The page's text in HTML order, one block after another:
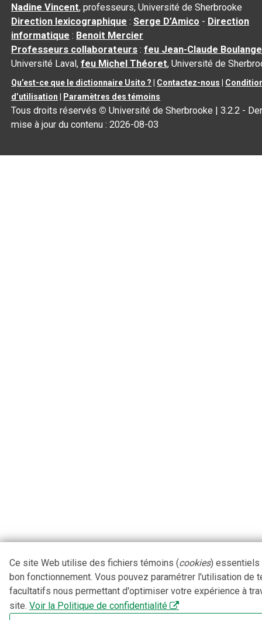
Nadine Vincent, professeurs, Université de Sherbrooke
Direction lexicographique :Serge D’Amico - Direction
informatique : Benoit Mercier
Professeurs collaborateurs :feu Jean-Claude
Université Laval,feu Michel Théoret, Université de
Qu’est-ce que le dictionnaire Usito ? Contactez-nous
d’utilisation
Paramètres des témoins
Tous droits réservés © Université de Sherbrooke |3.2.2 -
mise à jour du contenu :2026-08-03
Ce site Web utilise des fichiers témoins (cookies) essentiels
bon fonctionnement. Vous pouvez paramétrer l'utilisation de
facultatifs nous permettant d'optimiser votre expérience à
site. Voir la Politique de confidentialité